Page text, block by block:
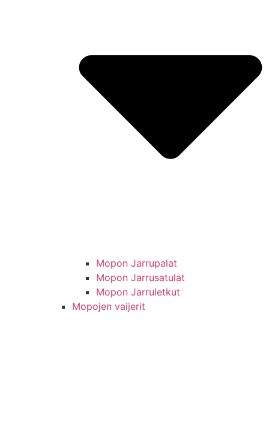
Mopon Jarrupalat
Mopon Jarrusatulat
Mopon Jarruletkut
Mopojen vaijerit